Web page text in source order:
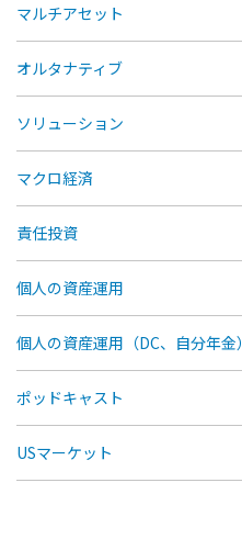
マルチアセット
オルタナティブ
ソリューション
マクロ経済
責任投資
個人の資産運用
個人の資産運用（DC、自分年金）
ポッドキャスト
USマーケット